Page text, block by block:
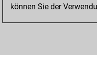
können Sie der